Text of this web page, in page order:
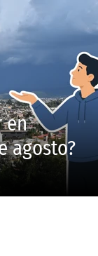
en
agosto?